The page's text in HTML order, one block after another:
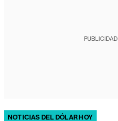
PUBLICIDAD
NOTICIAS DEL DÓLAR HOY